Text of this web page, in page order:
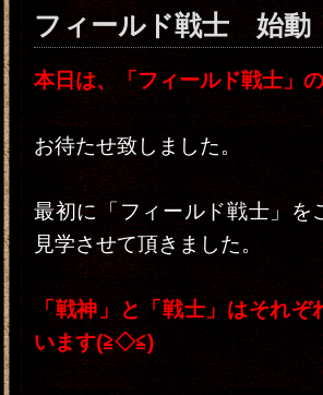
フィールド戦士 始動
本日は、「フィールド戦士」
お待たせ致しました。
最初に「フィールド戦士」を
見学させて頂きました。
「戦神」と「戦士」はそれ
います(≧◇≦)